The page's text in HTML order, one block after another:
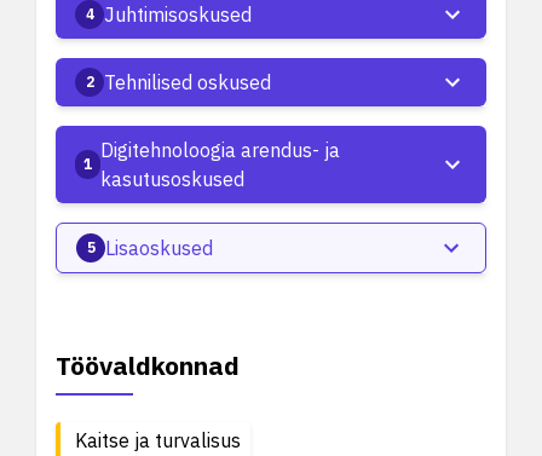
4 Juhtimisoskused
2 Tehnilised oskused
1
Digitehnoloogia arendus- ja
kasutusoskused
5 Lisaoskused
Töövaldkonnad
Kaitse ja turvalisus